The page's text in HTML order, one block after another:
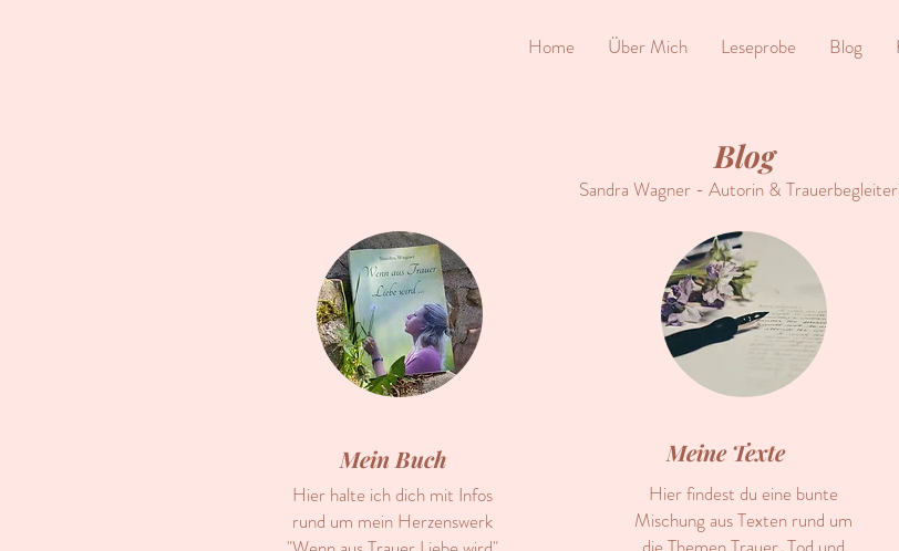
Home Über Mich Leseprobe Blog
Blog
Sandra Wagner - Autorin &
Mein Buch
Hier halte ich dich mit Infos
rund um mein Herzenswerk
Meine Texte
Hier findest du eine bunte
Mischung aus Texten rund um